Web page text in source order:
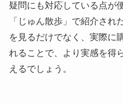
疑問にも対応している点が
「じゅん散歩」で紹介され
を見るだけでなく、実際に
れることで、より実感を得
えるでしょう。